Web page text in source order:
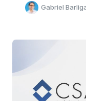
Gabriel